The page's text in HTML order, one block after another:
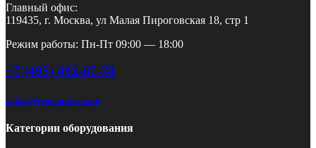
Главный офис:
119435, г. Москва, ул Малая Пироговская 18, стр 1
Режим работы: Пн-Пт 09:00 — 18:00
+7 (495) 492-67-70
zakaz@pnevmotex.com
Категории оборудования